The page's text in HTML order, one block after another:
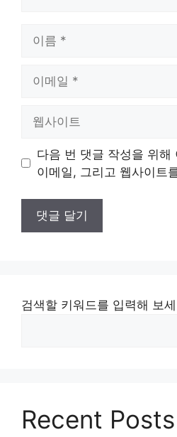
트
다음 번 댓글 작성을 위해
이메일, 그리고 웹사이트
검색할 키워드를 입력해 보
Recent Posts